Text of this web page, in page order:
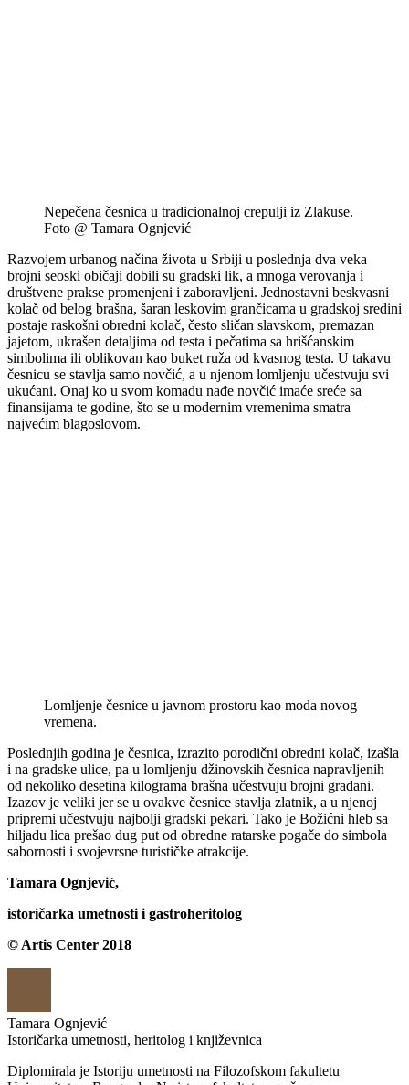
Nepečena česnica u tradicionalnoj crepulji iz Zlakuse.
Foto @ Tamara Ognjević
Razvojem urbanog načina života u Srbiji u poslednja dva veka
brojni seoski običaji dobili su gradski lik, a mnoga verovanja i
društvene prakse promenjeni i zaboravljeni. Jednostavni beskvasni
kolač od belog brašna, šaran leskovim grančicama u gradskoj sredini
postaje raskošni obredni kolač, često sličan slavskom, premazan
jajetom, ukrašen detaljima od testa i pečatima sa hrišćanskim
simbolima ili oblikovan kao buket ruža od kvasnog testa. U takavu
česnicu se stavlja samo novčić, a u njenom lomljenju učestvuju svi
ukućani. Onaj ko u svom komadu nađe novčić imaće sreće sa
finansijama te godine, što se u modernim vremenima smatra
najvećim blagoslovom.
Lomljenje česnice u javnom prostoru kao moda novog
vremena.
Poslednjih godina je česnica, izrazito porodični obredni kolač, izašla
i na gradske ulice, pa u lomljenju džinovskih česnica napravljenih
od nekoliko desetina kilograma brašna učestvuju brojni građani.
Izazov je veliki jer se u ovakve česnice stavlja zlatnik, a u njenoj
pripremi učestvuju najbolji gradski pekari. Tako je Božićni hleb sa
hiljadu lica prešao dug put od obredne ratarske pogače do simbola
sabornosti i svojevrsne turističke atrakcije.
Tamara Ognjević,
istoričarka umetnosti i gastroheritolog
© Artis Center 2018
Tamara Ognjević
Istoričarka umetnosti, heritolog i književnica
Diplomirala je Istoriju umetnosti na Filozofskom fakultetu